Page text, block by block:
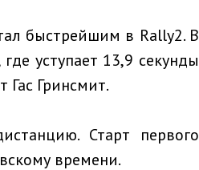
быстрейшим в Rally2. В
уступает 13,9 секунды
Гас Гринсмит.
Старт первого
времени.